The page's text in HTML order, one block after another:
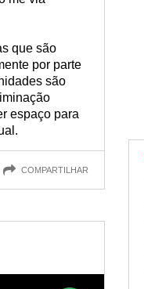
que são
por parte
são
espaço para
COMPARTILHAR